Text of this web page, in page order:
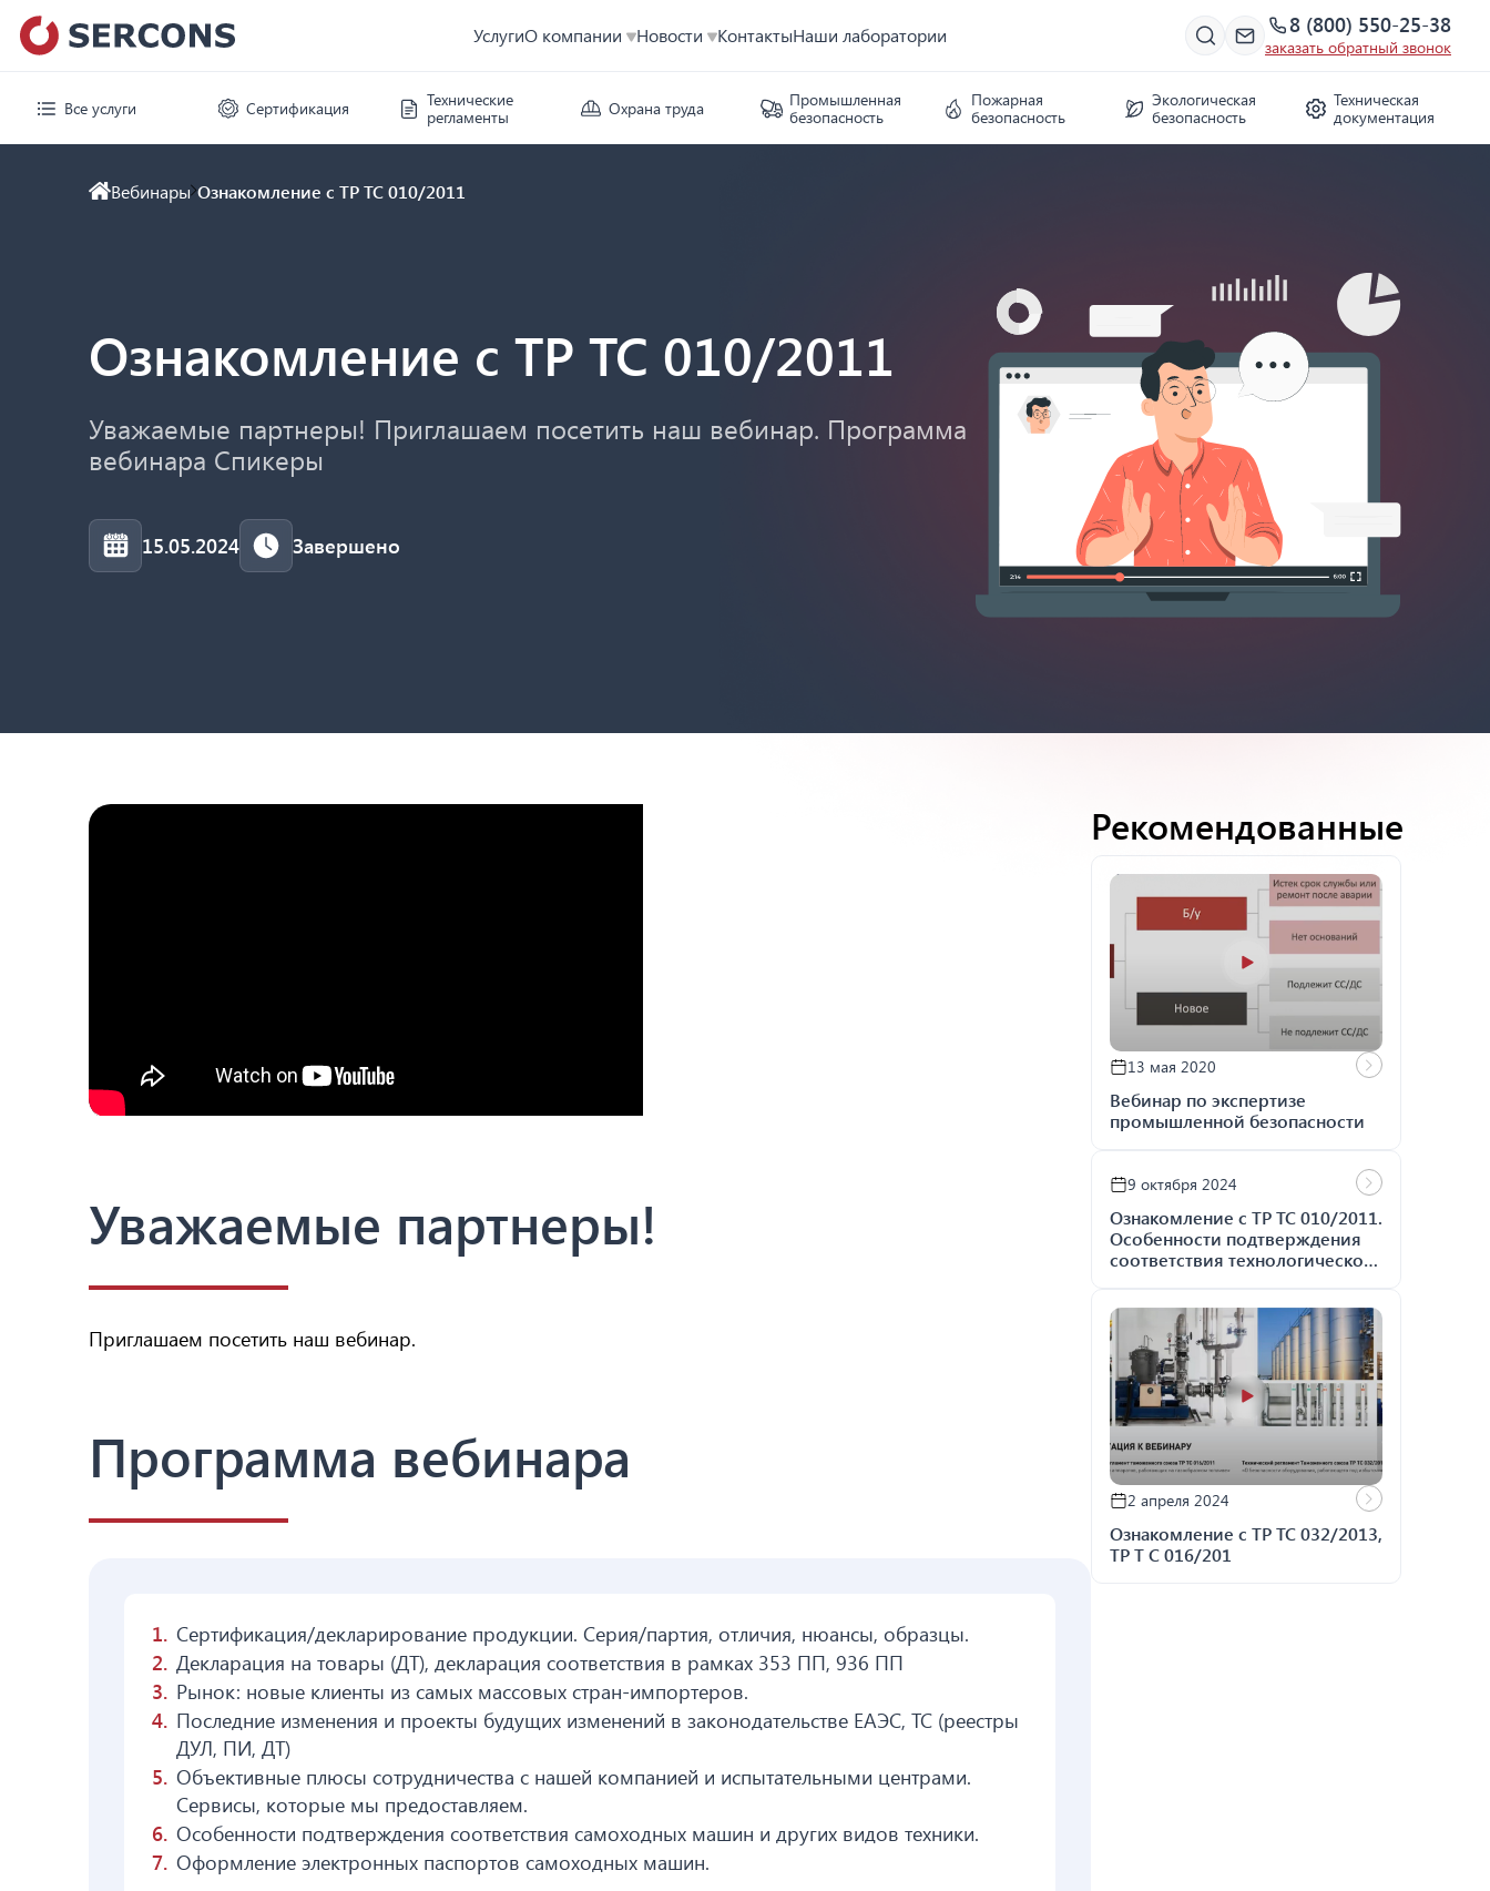
УслугиО компании Новости КонтактыНаши лаборатории 8 (800) 550-25-38
заказать обратный звонок
Все услуги Сертификация
Технические
регламенты
Охрана труда
Промышленная
безопасность
Пожарная
безопасность
Экологическая
безопасность
Техническая
документация
Вебинары Ознакомление с ТР ТС 010/2011
Ознакомление с ТР ТС 010/2011
Уважаемые партнеры! Приглашаем посетить наш вебинар. Программа
вебинара Спикеры
15.05.2024 Завершено
Уважаемые партнеры!
Приглашаем посетить наш вебинар.
Программа вебинара
Сертификация/декларирование продукции. Серия/партия, отличия, нюансы, образцы.
Декларация на товары (ДТ), декларация соответствия в рамках 353 ПП, 936 ПП
Рынок: новые клиенты из самых массовых стран-импортеров.
Последние изменения и проекты будущих изменений в законодательстве ЕАЭС, ТС (реестры
ДУЛ, ПИ, ДТ)
Объективные плюсы сотрудничества с нашей компанией и испытательными центрами.
Сервисы, которые мы предоставляем.
Особенности подтверждения соответствия самоходных машин и других видов техники.
Оформление электронных паспортов самоходных машин.
Рекомендованные
13 мая 2020
Вебинар по экспертизе
промышленной безопасности
9 октября 2024
Ознакомление с ТР ТС 010/2011.
Особенности подтверждения
соответствия технологического
механизированного и средств
малой механизации
2 апреля 2024
Ознакомление с ТР ТС 032/2013,
ТР Т С 016/201